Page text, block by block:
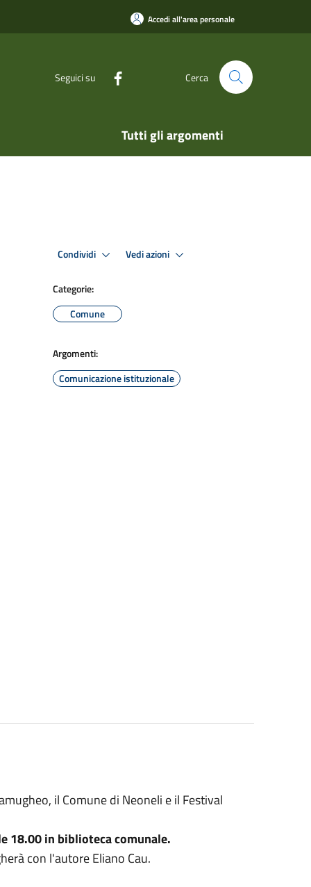
Accedi all'area personale
Seguici su Cerca
Tutti gli argomenti
Condividi Vedi azioni
Categorie:
Comune
Argomenti:
Comunicazione istituzionale
il Comune di Neoneli e il Festival
18.00 in biblioteca comunale.
con l'autore Eliano Cau.